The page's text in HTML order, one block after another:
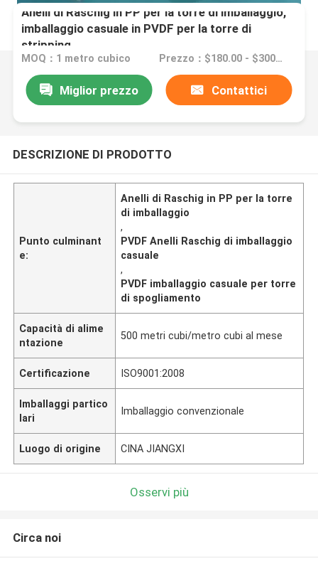
Anelli di Raschig in PP per la torre di imballaggio,
imballaggio casuale in PVDF per la torre di
stripping
MOQ：1 metro cubico Prezzo：$180.00 - $300.00/ cubic meter
Miglior prezzo Contattici
DESCRIZIONE DI PRODOTTO
Punto culminant
e:
Anelli di Raschig in PP per la torre
di imballaggio
,
PVDF Anelli Raschig di imballaggio
casuale
,
PVDF imballaggio casuale per torre
di spogliamento
Capacità di alime
ntazione
500 metri cubi/metro cubi al mese
Certificazione ISO9001:2008
Imballaggi partico
lari
Imballaggio convenzionale
Luogo di origine CINA JIANGXI
Osservi più
Circa noi